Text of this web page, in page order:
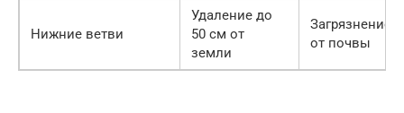
Нижние ветви
Удаление до
50 см от
земли
Загрязнение
от почвы